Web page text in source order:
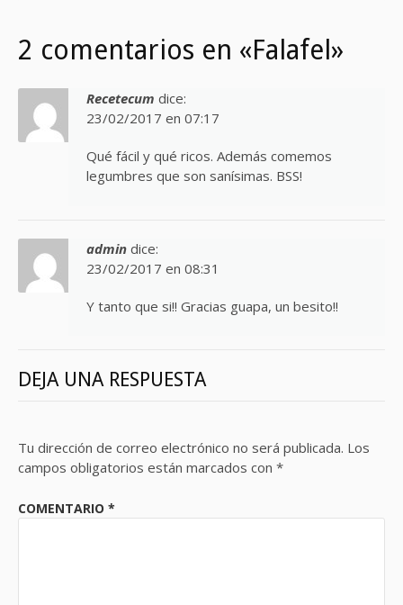
2 comentarios en «Falafel»
Recetecum dice:
23/02/2017 en 07:17
Qué fácil y qué ricos. Además comemos
legumbres que son sanísimas. BSS!
admin dice:
23/02/2017 en 08:31
Y tanto que si!! Gracias guapa, un besito!!
DEJA UNA RESPUESTA
Tu dirección de correo electrónico no será publicada. Los
campos obligatorios están marcados con *
COMENTARIO *